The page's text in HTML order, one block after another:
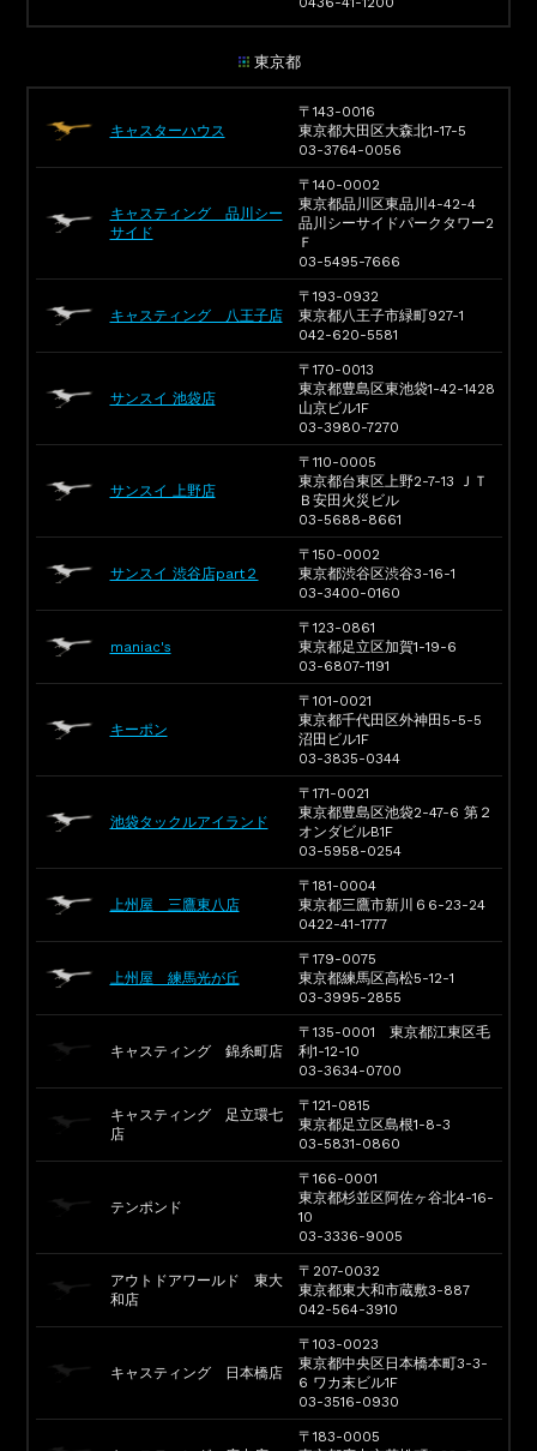
東京都
キャスターハウス
〒143-0016
東京都大田区大森北1-17-5
03-3764-0056
キャスティング 品川シー
サイド
〒140-0002
東京都品川区東品川4-42-4
品川シーサイドパークタワー2
Ｆ
03-5495-7666
キャスティング 八王子店
〒193-0932
東京都八王子市緑町927-1
042-620-5581
サンスイ 池袋店
〒170-0013
東京都豊島区東池袋1-42-1428
山京ビル1F
03-3980-7270
サンスイ 上野店
〒110-0005
東京都台東区上野2-7-13 ＪＴ
Ｂ安田火災ビル
03-5688-8661
サンスイ 渋谷店part２
〒150-0002
東京都渋谷区渋谷3-16-1
03-3400-0160
maniac's
〒123-0861
東京都足立区加賀1-19-6
03-6807-1191
キーポン
〒101-0021
東京都千代田区外神田5-5-5
沼田ビル1F
03-3835-0344
池袋タックルアイランド
〒171-0021
東京都豊島区池袋2-47-6 第２
オンダビルB1F
03-5958-0254
上州屋 三鷹東八店
〒181-0004
東京都三鷹市新川６6-23-24
0422-41-1777
上州屋 練馬光が丘
〒179-0075
東京都練馬区高松5-12-1
03-3995-2855
キャスティング 錦糸町店
〒135-0001 東京都江東区毛
利1-12-10
03-3634-0700
キャスティング 足立環七
店
〒121-0815
東京都足立区島根1-8-3
03-5831-0860
テンポンド
〒166-0001
東京都杉並区阿佐ヶ谷北4-16-
10
03-3336-9005
アウトドアワールド 東大
和店
〒207-0032
東京都東大和市蔵敷3-887
042-564-3910
キャスティング 日本橋店
〒103-0023
東京都中央区日本橋本町3-3-
6 ワカ末ビル1F
03-3516-0930
〒183-0005